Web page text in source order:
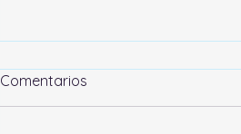
Atributos de Marca
Hace unos días publiqué una
Comentarios